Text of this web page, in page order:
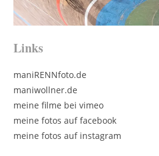
Links
maniRENNfoto.de
maniwollner.de
meine filme bei vimeo
meine fotos auf facebook
meine fotos auf instagram